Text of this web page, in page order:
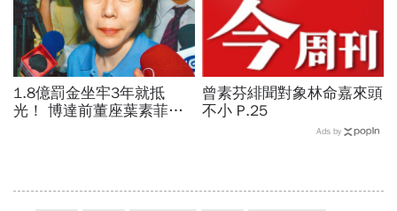
1.8億罰金坐牢3年就抵
光！ 博達前董座葉素菲今
曾素芬緋聞對象林命嘉來頭
不小 P.25
Ads by